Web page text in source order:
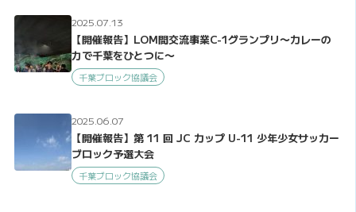
2025.07.13
【開催報告】LOM間交流事業C-1グランプリ〜カレーの
力で千葉をひとつに〜
千葉ブロック協議会
2025.06.07
【開催報告】第 11 回 JC カップ U-11 少年少女サッカー
ブロック予選大会
千葉ブロック協議会